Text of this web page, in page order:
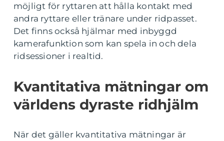
möjligt för ryttaren att hålla kontakt med
andra ryttare eller tränare under ridpasset.
Det finns också hjälmar med inbyggd
kamerafunktion som kan spela in och dela
ridsessioner i realtid.
Kvantitativa mätningar om
världens dyraste ridhjälm
När det gäller kvantitativa mätningar är